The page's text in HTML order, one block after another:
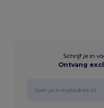
Schrijf je in
Ontvang